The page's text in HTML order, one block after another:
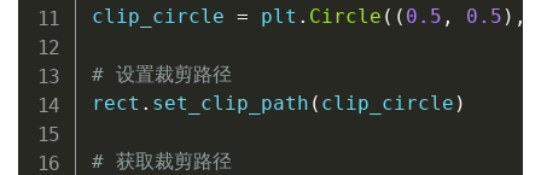
clip_circle = plt . Circle ( ( 0.5 , 0.5 ) ,
# 设置裁剪路径
rect . set_clip_path ( clip_circle )
# 获取裁剪路径